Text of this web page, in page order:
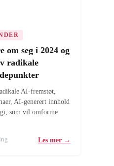
seg i 2024 og
radikale
AI-fremstøt,
AI-generert innhold
som vil omforme
Les mer →